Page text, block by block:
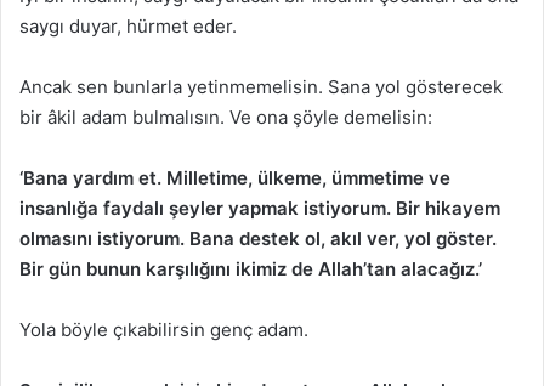
saygı duyar, hürmet eder.
Ancak sen bunlarla yetinmemelisin. Sana yol gösterecek
bir âkil adam bulmalısın. Ve ona şöyle demelisin:
‘Bana yardım et. Milletime, ülkeme, ümmetime ve
insanlığa faydalı şeyler yapmak istiyorum. Bir hikayem
olmasını istiyorum. Bana destek ol, akıl ver, yol göster.
Bir gün bunun karşılığını ikimiz de Allah’tan alacağız.’
Yola böyle çıkabilirsin genç adam.